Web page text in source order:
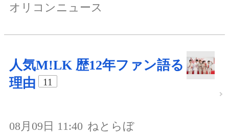
オリコンニュース
人気M!LK 歴12年ファン語る
理由
11
08月09日 11:40 ねとらぼ